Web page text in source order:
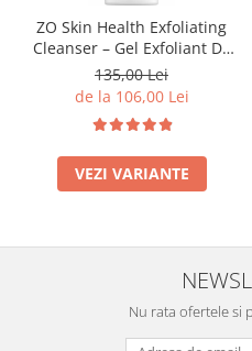
ZO Skin Health Exfoliating
Cleanser – Gel Exfoliant De
Curățare (Ten Normal/Gras)
60/200ml
135,00 Lei
de la 106,00 Lei
VEZI VARIANTE
Nu rata ofertele si